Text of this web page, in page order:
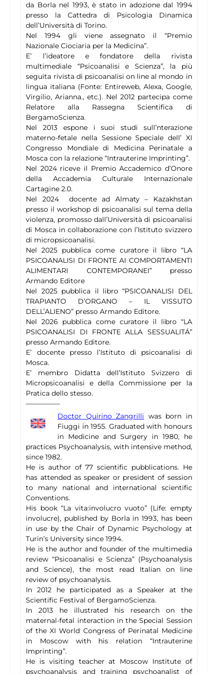
da Borla nel 1993, è stato in adozione dal 1994
presso la Cattedra di Psicologia Dinamica
dell’Università di Torino.
Nel 1994 gli viene assegnato il “Premio
Nazionale Ciociaria per la Medicina”.
E’ l’ideatore e fondatore della rivista
multimediale “Psicoanalisi e Scienza”, la più
seguita rivista di psicoanalisi on line al mondo in
lingua italiana (Fonte: Entireweb, Alexa, Google,
Virgilio, Arianna., etc.). Nel 2012 partecipa come
Relatore alla Rassegna Scientifica di
BergamoScienza.
Nel 2013 espone i suoi studi sull’nterazione
materno-fetale nella Sessione Speciale dell’ XI
Congresso Mondiale di Medicina Perinatale a
Mosca con la relazione “Intrauterine Imprinting”.
Nel 2024 riceve il Premio Accademico d’Onore
della Accademia Culturale Internazionale
Cartagine 2.0.
Nel 2024 docente ad Almaty – Kazakhstan
presso il workshop di psicoanalisi sul tema della
violenza, promosso dall’Università di psicoanalisi
di Mosca in collaborazione con l’Istituto svizzero
di micropsicoanalisi.
Nel 2025 pubblica come curatore il libro “LA
PSICOANALISI DI FRONTE AI COMPORTAMENTI
ALIMENTARI CONTEMPORANEI” presso
Armando Editore
Nel 2025 pubblica il libro “PSICOANALISI DEL
TRAPIANTO D’ORGANO – IL VISSUTO
DELL’ALIENO” presso Armando Editore.
Nel 2026 pubblica come curatore il libro “LA
PSICOANALISI DI FRONTE ALLA SESSUALITÁ”
presso Armando Editore.
E’ docente presso l’Istituto di psicoanalisi di
Mosca.
E’ membro Didatta dell’Istituto Svizzero di
Micropsicoanalisi e della Commissione per la
Pratica dello stesso.
—————
Doctor Quirino Zangrilli was born in
Fiuggi in 1955. Graduated with honours
in Medicine and Surgery in 1980, he
practices Psychoanalysis, with intensive method,
since 1982.
He is author of 77 scientific pubblications. He
has attended as speaker or president of session
to many national and international scientific
Conventions.
His book “La vita:involucro vuoto” (Life: empty
involucre), published by Borla in 1993, has been
in use by the Chair of Dynamic Psychology at
Turin’s University since 1994.
He is the author and founder of the multimedia
review “Psicoanalisi e Scienza” (Psychoanalysis
and Science), the most read Italian on line
review of psychoanalysis.
In 2012 he participated as a Speaker at the
Scientific Festival of BergamoScienza.
In 2013 he illustrated his research on the
maternal-fetal interaction in the Special Session
of the XI World Congress of Perinatal Medicine
in Moscow with his relation “Intrauterine
Imprinting”.
He is visiting teacher at Moscow Institute of
psychoanalysis and training psychoanalist of